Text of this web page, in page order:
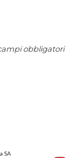
obbligatori
SA